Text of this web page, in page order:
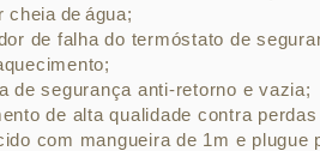
cheia de água;
de falha do termóstato de
de segurança anti-retorno e vazia;
de alta qualidade contra
com mangueira de 1m e plugue